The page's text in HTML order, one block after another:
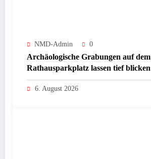
NMD-Admin 0
Archäologische Grabungen auf dem
Rathausparkplatz lassen tief blicken
6. August 2026